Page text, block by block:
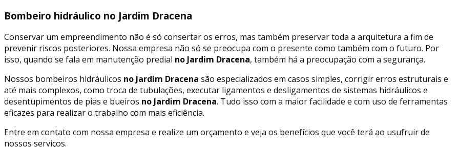
Bombeiro hidráulico no Jardim Dracena
Conservar um empreendimento não é só consertar os erros, mas também preservar toda a arquitetura a fim de
prevenir riscos posteriores. Nossa empresa não só se preocupa com o presente como também com o futuro. Por
isso, quando se fala em manutenção predial no Jardim Dracena, também há a preocupação com a segurança.
Nossos bombeiros hidráulicos no Jardim Dracena são especializados em casos simples, corrigir erros estruturais e
até mais complexos, como troca de tubulações, executar ligamentos e desligamentos de sistemas hidráulicos e
desentupimentos de pias e bueiros no Jardim Dracena. Tudo isso com a maior facilidade e com uso de ferramentas
eficazes para realizar o trabalho com mais eficiência.
Entre em contato com nossa empresa e realize um orçamento e veja os benefícios que você terá ao usufruir de
nossos serviços.